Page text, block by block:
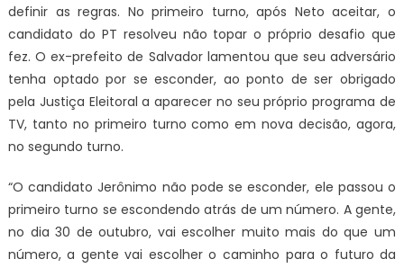
definir as regras. No primeiro turno, após Neto aceitar, o
candidato do PT resolveu não topar o próprio desafio que
fez. O ex-prefeito de Salvador lamentou que seu adversário
tenha optado por se esconder, ao ponto de ser obrigado
pela Justiça Eleitoral a aparecer no seu próprio programa de
TV, tanto no primeiro turno como em nova decisão, agora,
no segundo turno.
“O candidato Jerônimo não pode se esconder, ele passou o
primeiro turno se escondendo atrás de um número. A gente,
no dia 30 de outubro, vai escolher muito mais do que um
número, a gente vai escolher o caminho para o futuro da